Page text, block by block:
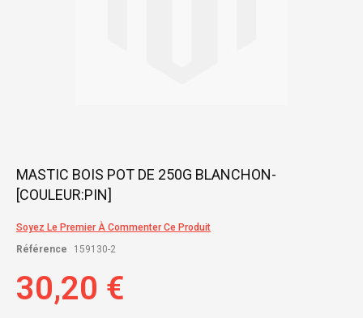
Skip
the
of
images
MASTIC BOIS POT DE 250G BLANCHON-
[COULEUR:PIN]
Soyez Le Premier À Commenter Ce Produit
Référence
159130-2
30,20 €